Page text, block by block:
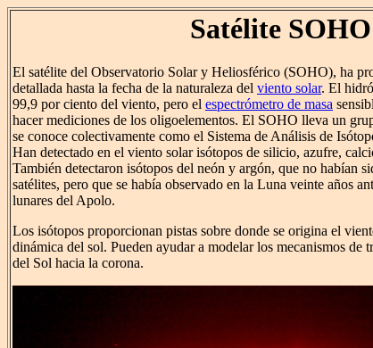
Satélite SOHO
El satélite del Observatorio Solar y Heliosférico (SOHO), ha
detallada hasta la fecha de la naturaleza del viento solar. El
99,9 por ciento del viento, pero el espectrómetro de masa
hacer mediciones de los oligoelementos. El SOHO lleva un
se conoce colectivamente como el Sistema de Análisis de
Han detectado en el viento solar isótopos de silicio, azufre,
También detectaron isótopos del neón y argón, que no habían
satélites, pero que se había observado en la Luna veinte años
lunares del Apolo.
Los isótopos proporcionan pistas sobre donde se origina el
dinámica del sol. Pueden ayudar a modelar los mecanismos de
del Sol hacia la corona.